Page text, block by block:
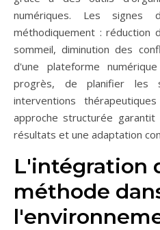
numériques. Les signes
méthodiquement : réduction
sommeil, diminution des
d'une plateforme
progrès, de planifier les
interventions
approche structurée
résultats et une adaptation
L'intégration
méthode